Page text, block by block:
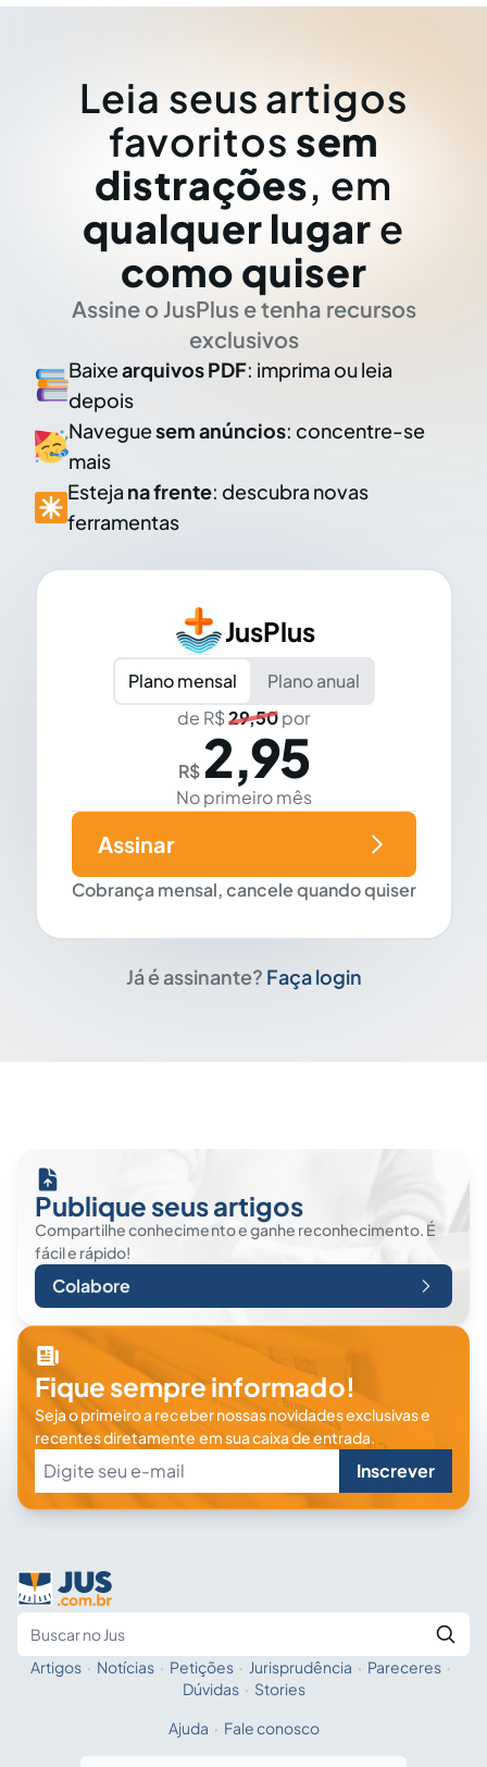
Leia seus artigos
favoritos sem
distrações, em
qualquer lugar e
como quiser
Assine o JusPlus e tenha recursos
exclusivos
Baixearquivos PDF: imprima ou leia
depois
Naveguesem anúncios: concentre-se
mais
Esteja na frente: descubra novas
ferramentas
JusPlus
Plano mensal
Plano anual
de R$29,50por
R$ 2,95
No primeiro mês
Cobrança mensal, cancele quando quiser
Assinar
Já é assinante? Faça login
Publique seus artigos
Compartilhe conhecimento e ganhe reconhecimento. É
fácil e rápido!
Colabore
Fique sempre informado!
Seja o primeiro a receber nossas novidades exclusivas e
recentes diretamente em sua caixa de entrada.
Inscrever
Fale com a IA
Artigos · Notícias · Petições · Jurisprudência · Pareceres ·
Dúvidas · Stories
Ajuda · Fale conosco